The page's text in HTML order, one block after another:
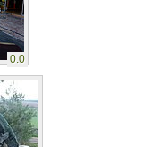
0.0